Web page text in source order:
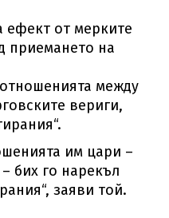
ефект от мерките
приемането на
между
вериги,
им цари –
бих го нарекъл
заяви той.